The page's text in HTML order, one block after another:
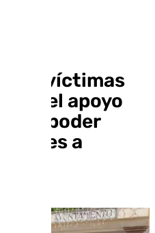
las víctimas
el apoyo
poder
a